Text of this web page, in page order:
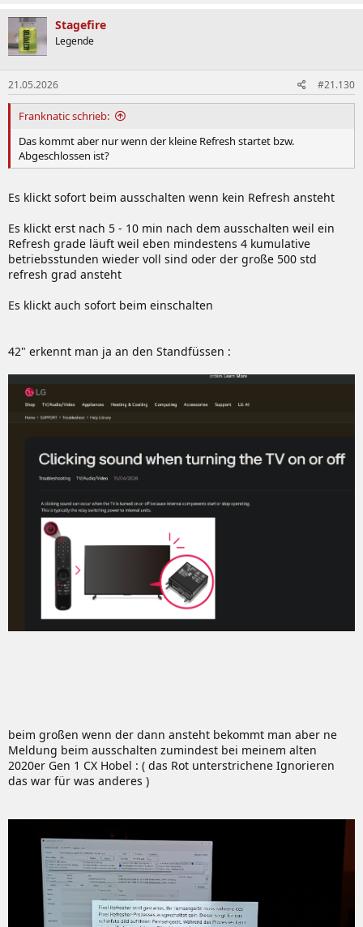
Stagefire
Legende
21.05.2026 #21.130
Franknatic schrieb:
Das kommt aber nur wenn der kleine Refresh startet bzw.
Abgeschlossen ist?
Es klickt sofort beim ausschalten wenn kein Refresh ansteht
Es klickt erst nach 5 - 10 min nach dem ausschalten weil ein
Refresh grade läuft weil eben mindestens 4 kumulative
betriebsstunden wieder voll sind oder der große 500 std
refresh grad ansteht
Es klickt auch sofort beim einschalten
42" erkennt man ja an den Standfüssen :
beim großen wenn der dann ansteht bekommt man aber ne
Meldung beim ausschalten zumindest bei meinem alten
2020er Gen 1 CX Hobel : ( das Rot unterstrichene Ignorieren
das war für was anderes )